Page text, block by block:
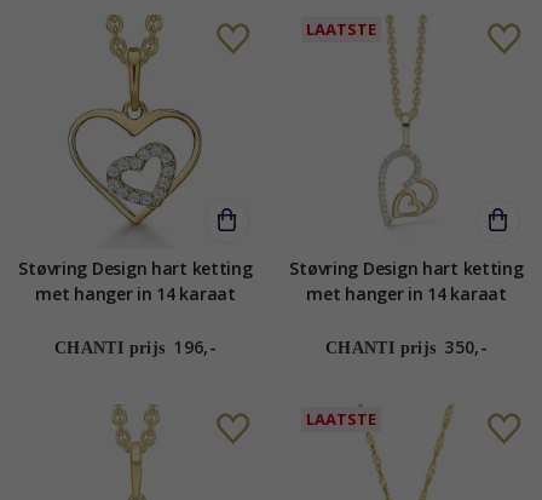
Støvring Design hart ketting
met hanger in 14 karaat
ketting witte zirkoon
CHANTI prijs 196,-
LAATSTE
Støvring Design hart ketting
met hanger in 14 karaat
ketting witte zirkoon
CHANTI prijs 350,-
LAATSTE